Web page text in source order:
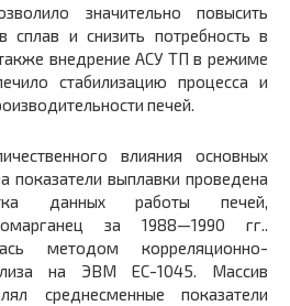
значительно повысить
сплав и снизить потребность в
внедрение АСУ ТП в режиме
стабилизацию процесса и
печей.
влияния основных
показатели выплавки проведена
данных работы печей,
за 1988—1990 гг..
методом корреляционно­
на ЭВМ ЕС-1045. Массив
среднесменные показатели